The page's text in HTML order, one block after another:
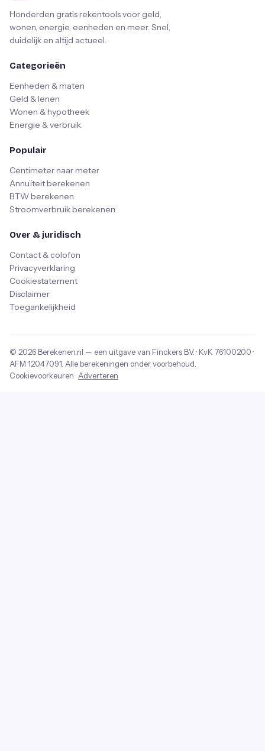
Honderden gratis rekentools voor geld,
wonen, energie, eenheden en meer. Snel,
duidelijk en altijd actueel.
Categorieën
Eenheden & maten
Geld & lenen
Wonen & hypotheek
Energie & verbruik
Populair
Centimeter naar meter
Annuïteit berekenen
BTW berekenen
Stroomverbruik berekenen
Over & juridisch
Contact & colofon
Privacyverklaring
Cookiestatement
Disclaimer
Toegankelijkheid
© 2026 Berekenen.nl — een uitgave van Finckers B.V. · KvK 76100200 ·
AFM 12047091 . Alle berekeningen onder voorbehoud.
Cookievoorkeuren · Adverteren